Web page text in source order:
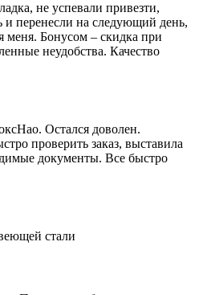
не успевали привезти,
и перенесли на следующий день,
меня. Бонусом – скидка при
неудобства. Качество
Остался доволен.
проверить заказ, выставила
документы. Все быстро
стали